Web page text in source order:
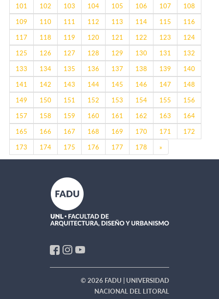
101
102 103 104 105 106 107
108
109
110 111 112 113 114 115
116
117
118 119 120 121 122 123
124
125
126 127 128 129 130 131
132
133
134 135 136 137 138 139
140
141
142 143 144 145 146 147
148
149
150 151 152 153 154 155
156
157
158 159 160 161 162 163
164
165
166 167 168 169 170 171
172
173
174 175 176 177 178 »
© 2026 FADU | UNIVERSIDAD
NACIONAL DEL LITORAL